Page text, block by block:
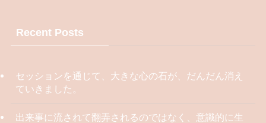
Recent Posts
セッションを通じて、大きな心の石が、だんだん消え
ていきました。
出来事に流されて翻弄されるのではなく、意識的に生